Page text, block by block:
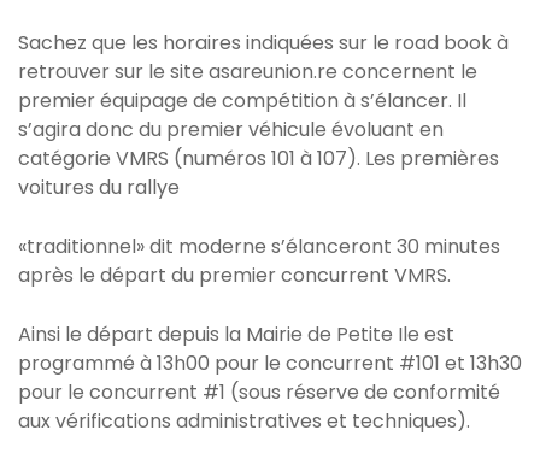
Sachez que les horaires indiquées sur le road book à
retrouver sur le site asareunion.re concernent le
premier équipage de compétition à s’élancer. Il
s’agira donc du premier véhicule évoluant en
catégorie VMRS (numéros 101 à 107). Les premières
voitures du rallye
«traditionnel» dit moderne s’élanceront 30 minutes
après le départ du premier concurrent VMRS.
Ainsi le départ depuis la Mairie de Petite Ile est
programmé à 13h00 pour le concurrent #101 et 13h30
pour le concurrent #1 (sous réserve de conformité
aux vérifications administratives et techniques).